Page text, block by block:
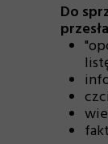
Do